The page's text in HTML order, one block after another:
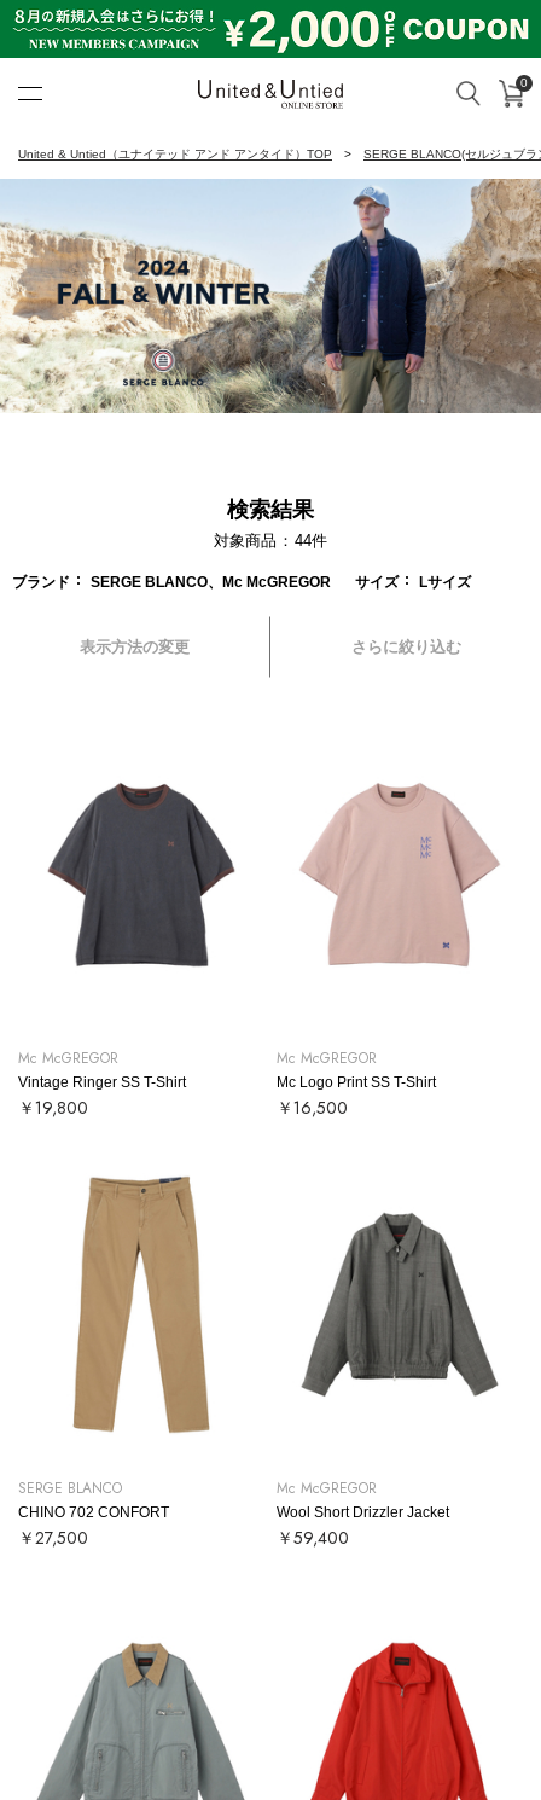
検索 カ
0
United & Untied（ユナイテッド アンド アンタイド）TOP SERGE BLANCO(セルジュブ
検索結果
対象商品 44件
ブランド SERGE BLANCO、Mc McGREGOR サイズ Lサイズ
表示方法の変更 さらに絞り込む
Mc McGREGOR
Vintage Ringer SS T-Shirt
￥19,800
Mc McGREGOR
Mc Logo Print SS T-Shirt
￥16,500
SERGE BLANCO
CHINO 702 CONFORT
￥27,500
Mc McGREGOR
Wool Short Drizzler Jacket
￥59,400